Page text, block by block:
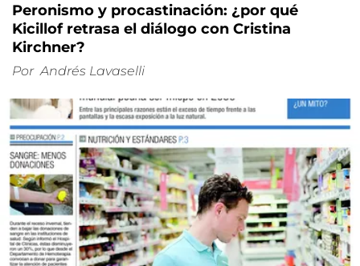
Peronismo y procastinación: ¿por qué
Kicillof retrasa el diálogo con Cristina
Kirchner?
Por Andrés Lavaselli